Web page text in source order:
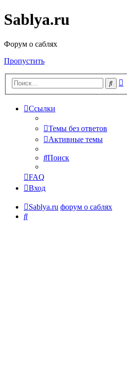
Sablya.ru
Форум о саблях
Пропустить
Поиск
Ссылки
Темы без ответов
Активные темы
Поиск
FAQ
Вход
Sablya.ru форум о саблях
Поиск